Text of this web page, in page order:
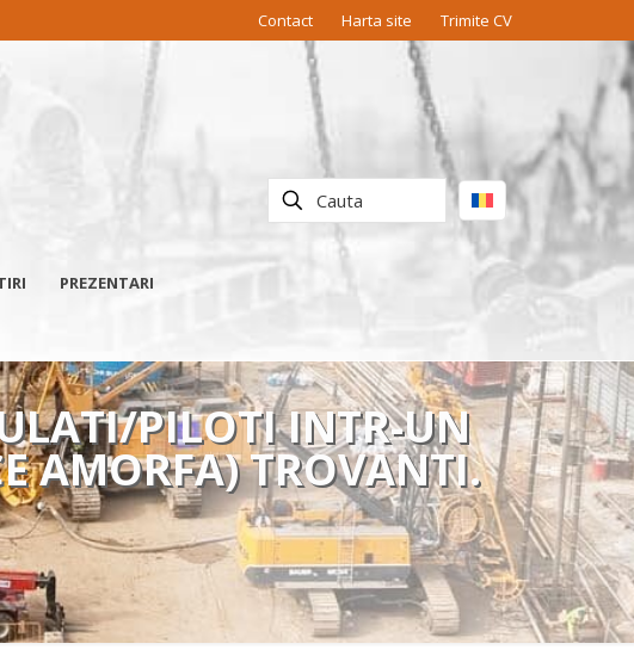
Contact Harta site Trimite CV
PREZENTARI
PILOTI INTR-UN
AMORFA) TROVANTI.